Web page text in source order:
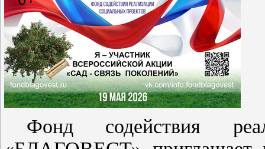
Фонд содействия